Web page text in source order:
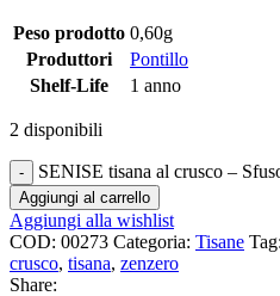
Peso prodotto 0,60g
Produttori
Pontillo
Shelf-Life
1 anno
2 disponibili
SENISE tisana al crusco –
Aggiungi al carrello
Aggiungi alla wishlist
COD: 00273 Categoria: Tisane Tag:
crusco, tisana, zenzero
Share: